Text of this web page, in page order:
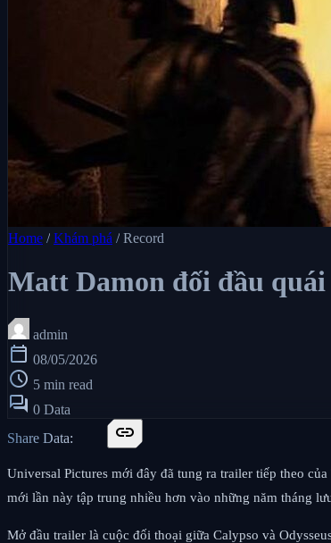
Home / Khám phá / Record
Matt Damon đối đầu
admin
calendar_today 08/05/2026
schedule 5 min read
forum 0 Data
Share Data:
link
Universal Pictures mới đây đã tung ra trailer tiếp theo
mới lần này tập trung nhiều hơn vào những năm tháng
Mở đầu trailer là cuộc đối thoại giữa Calypso và